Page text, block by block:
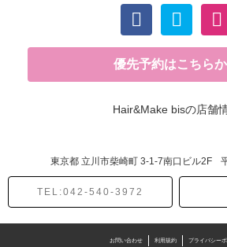
優先予約はこちら
Hair&Make bisの店舗
東京都 立川市柴崎町 3-1-7南口ビル2F
TEL:042-540-3972
お問い合わせ 利用規約 プライバシー